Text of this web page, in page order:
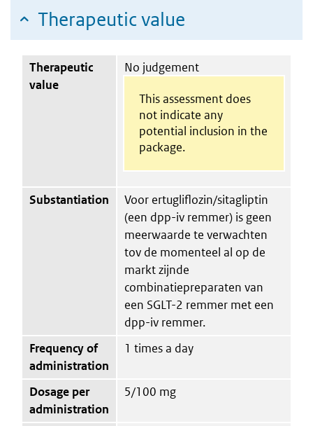
Therapeutic value
Therapeutic
value
No judgement
This assessment does
not indicate any
potential inclusion in the
package.
Substantiation
Voor ertugliflozin/sitagliptin
(een dpp-iv remmer) is geen
meerwaarde te verwachten
tov de momenteel al op de
markt zijnde
combinatiepreparaten van
een SGLT-2 remmer met een
dpp-iv remmer.
Frequency of
administration
1 times a day
Dosage per
administration
5/100 mg